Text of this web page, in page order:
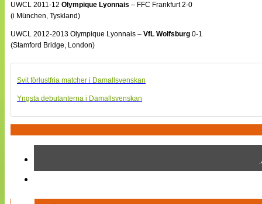
UWCL 2011-12 Olympique Lyonnais – FFC Frankfurt 2-0
(i München, Tyskland)
UWCL 2012-2013 Olympique Lyonnais – VfL Wolfsburg 0-1
(Stamford Bridge, London)
Svit förlustfria matcher i Damallsvenskan
Yngsta debutanterna i Damallsvenskan